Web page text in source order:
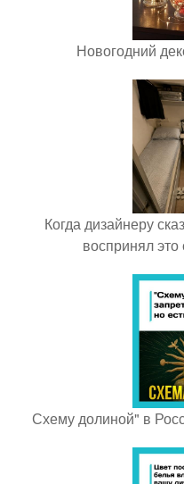
Новогодний
Когда дизайнеру
воспринял
Схему долиной" в